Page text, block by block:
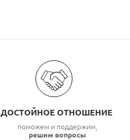
ДОСТОЙНОЕ ОТНОШЕНИЕ
поможем и поддержим,
решим вопросы